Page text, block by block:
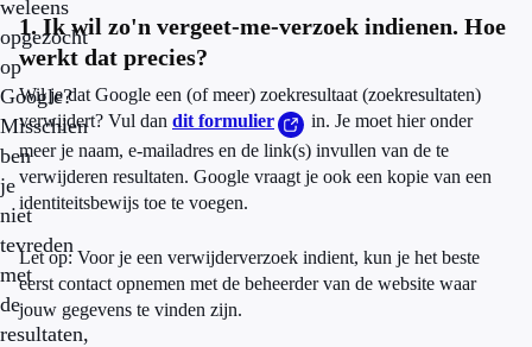
weleens
opgezocht
op
Google?
Misschien
ben
je
niet
tevreden
met
de
resultaten,
1. Ik wil zo'n vergeet-me-verzoek indienen. Hoe
werkt dat precies?
Wil je dat Google een (of meer) zoekresultaat (zoekresultaten)
verwijdert? Vul dan dit formulier
in. Je moet hier onder
meer je naam, e-mailadres en de link(s) invullen van de te
verwijderen resultaten. Google vraagt je ook een kopie van een
identiteitsbewijs toe te voegen.
Let op: Voor je een verwijderverzoek indient, kun je het beste
eerst contact opnemen met de beheerder van de website waar
jouw gegevens te vinden zijn.